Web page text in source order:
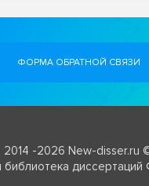
ФОРМА ОБРАТНОЙ СВЯЗИ
2014 -2026 New-disser.ru
библиотека